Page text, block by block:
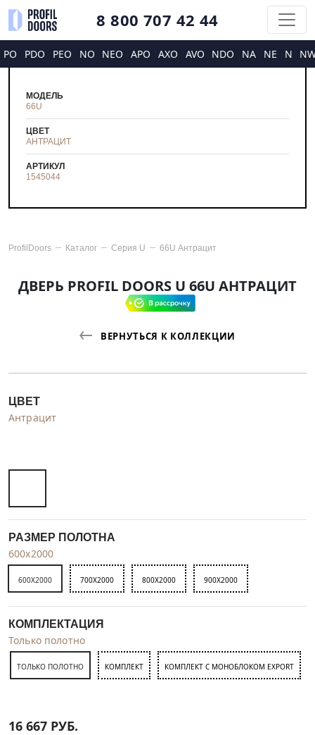
8 800 707 42 44
PO PDO PEO NO NEO APO AXO AVO NDO NA NE N
МОДЕЛЬ
66U
ЦВЕТ
АНТРАЦИТ
АРТИКУЛ
1545044
ProfilDoors Каталог Серия U 66U Антрацит
ДВЕРЬ PROFIL DOORS U 66U АНТРАЦИТ
ВЕРНУТЬСЯ К КОЛЛЕКЦИИ
ЦВЕТ
Антрацит
РАЗМЕР ПОЛОТНА
600x2000
600X2000 700X2000 800X2000 900X2000
КОМПЛЕКТАЦИЯ
Только полотно
ТОЛЬКО ПОЛОТНО КОМПЛЕКТ КОМПЛЕКТ С МОНОБЛОКОМ EXPORT
16 667 РУБ.